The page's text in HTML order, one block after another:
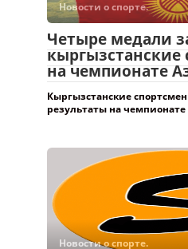
Новости о спорте.
Четыре медали
кыргызстанские
на чемпионате
Кыргызстанские